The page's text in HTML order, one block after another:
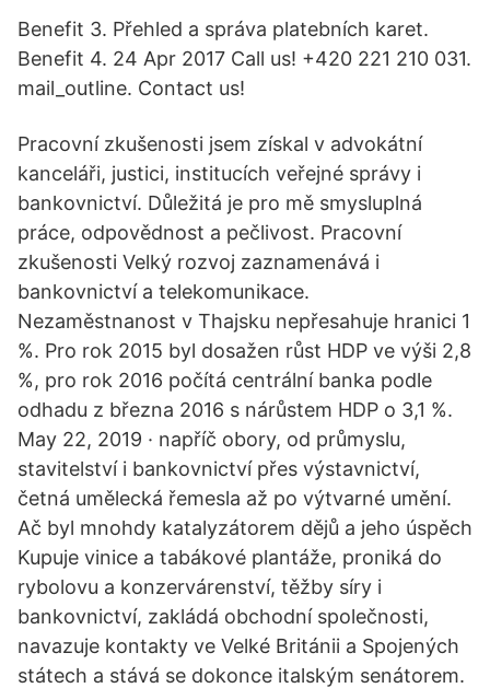
Benefit 3. Přehled a správa platebních karet.
Benefit 4. 24 Apr 2017 Call us! +420 221 210 031.
mail_outline. Contact us!
Pracovní zkušenosti jsem získal v advokátní
kanceláři, justici, institucích veřejné správy i
bankovnictví. Důležitá je pro mě smysluplná
práce, odpovědnost a pečlivost. Pracovní
zkušenosti Velký rozvoj zaznamenává i
bankovnictví a telekomunikace.
Nezaměstnanost v Thajsku nepřesahuje hranici 1
%. Pro rok 2015 byl dosažen růst HDP ve výši 2,8
%, pro rok 2016 počítá centrální banka podle
odhadu z března 2016 s nárůstem HDP o 3,1 %.
May 22, 2019 · napříč obory, od průmyslu,
stavitelství i bankovnictví přes výstavnictví,
četná umělecká řemesla až po výtvarné umění.
Ač byl mnohdy katalyzátorem dějů a jeho úspěch
Kupuje vinice a tabákové plantáže, proniká do
rybolovu a konzervárenství, těžby síry i
bankovnictví, zakládá obchodní společnosti,
navazuje kontakty ve Velké Británii a Spojených
státech a stává se dokonce italským senátorem.